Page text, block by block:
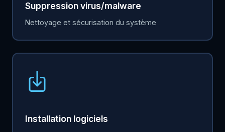
Suppression virus/malware
Nettoyage et sécurisation du système
Installation logiciels